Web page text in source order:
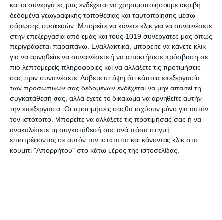
και οι συνεργάτες μας ενδέχεται να χρησιμοποιήσουμε ακριβή
δεδομένα γεωγραφικής τοποθεσίας και ταυτοποίησης μέσω
σάρωσης συσκευών. Μπορείτε να κάνετε κλικ για να συναινέσετε
στην επεξεργασία από εμάς και τους 1019 συνεργάτες μας όπως
περιγράφεται παραπάνω. Εναλλακτικά, μπορείτε να κάνετε κλικ
για να αρνηθείτε να συναινέσετε ή να αποκτήσετε πρόσβαση σε
πιο λεπτομερείς πληροφορίες και να αλλάξετε τις προτιμήσεις
σας πριν συναινέσετε. Λάβετε υπόψη ότι κάποια επεξεργασία
των προσωπικών σας δεδομένων ενδέχεται να μην απαιτεί τη
συγκατάθεσή σας, αλλά έχετε το δικαίωμα να αρνηθείτε αυτήν
την επεξεργασία. Οι προτιμήσεις σαςθα ισχύουν μόνο για αυτόν
τον ιστότοπο. Μπορείτε να αλλάξετε τις προτιμήσεις σας ή να
ανακαλέσετε τη συγκατάθεσή σας ανά πάσα στιγμή
επιστρέφοντας σε αυτόν τον ιστότοπο και κάνοντας κλικ στο
κουμπί "Απορρήτου" στο κάτω μέρος της ιστοσελίδας.
συμπορευτούν μαζί του.
Αιωνία του η μνήμη.
ΤΟ ΔΙΟΙΚΗΤΙΚΟ ΣΥΜΒΟΥΛΙΟ ΤΗΣ Π.Ε.Δ. ΣΤΕΡΕΑΣ ΕΛΛΑΔΑΣ
ΑΠΟΦΑΣΙΣΕ ΟΜΟΦΩΝΑ
Να παραστούν τα Μέλη του Διοικητικού και του Εποπτικού
Συμβουλίου της Π.Ε.Δ., στην εξόδιο ακολουθία.
Να κατατεθεί στεφάνι εκ μέρους του Διοικητικού και του
Εποπτικού Συμβουλίου της Π.Ε.Δ. Στερεάς Ελλάδας.
Να εκφραστούν τα θερμά συλλυπητήρια του Προέδρου, Νίκου
Σουλιώτη, των Μελών των Οργάνων και των εργαζομένων της
Π.Ε.Δ. Στερεάς Ελλάδας, στην οικογένεια και τους οικείους του
εκλιπόντος, επιδίδοντας το παρόν ψήφισμα.
Να κυματίσει μεσίστια η Σημαία στα γραφεία της Π.Ε.Δ. σε